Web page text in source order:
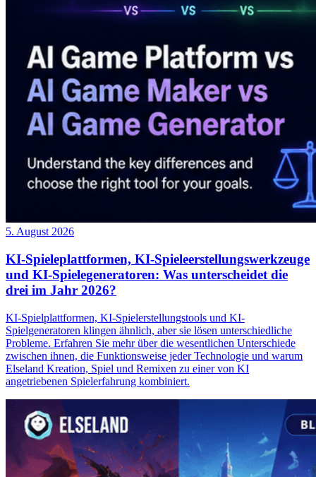
5. August 2026
KI-Spieleplattformen, KI-Spieleerstellungswerkzeuge
und KI-Spielegeneratoren: Was unterscheidet die
drei im Jahr 2026?
KI-Spielplattformen, KI-Spielerstellungstools und KI-
Spielgeneratoren klingen ähnlich, aber sie lösen unterschiedliche
Probleme. Erfahren Sie mehr über die wesentlichen Unterschiede
zwischen ihnen, die Funktionsweise jeder Technologie und warum
Elseland Kreation, Spiel und Remixen zu einer von KI
angetriebenen Spielerfahrung kombiniert.